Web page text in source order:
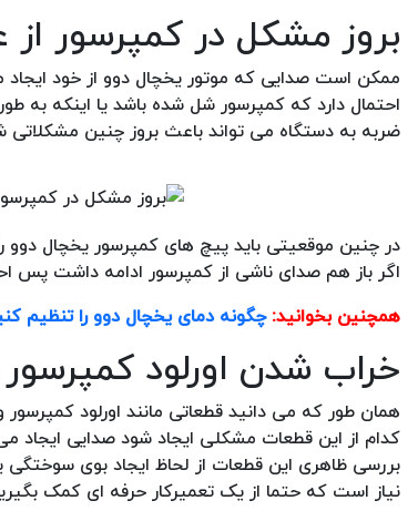
بروز مشکل در کمپرسور
ممکن است صدایی که موتور یخچال دوو از خود ایجاد
احتمال دارد که کمپرسور شل شده باشد یا اینکه به
ضربه به دستگاه می تواند باعث بروز چنین مشکلاتی
در چنین موقعیتی باید پیچ های کمپرسور یخچال
اگر باز هم صدای ناشی از کمپرسور ادامه داشت پس
همچنین بخوانید: چگونه دمای یخچال دوو را تنظیم
خراب شدن اورلود
همان طور که می دانید قطعاتی مانند اورلود
کدام از این قطعات مشکلی ایجاد شود صدایی
بررسی ظاهری این قطعات از لحاظ ایجاد بوی
نیاز است که حتما از یک تعمیرکار حرفه ای کمک